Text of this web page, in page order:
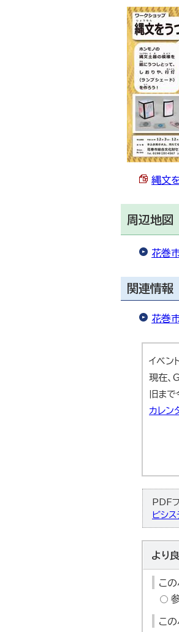
縄文
周辺地図
花巻
関連情報
花巻
イベン
現在、
旧ま
カレン
PDF
ビシス
より
こ
こ